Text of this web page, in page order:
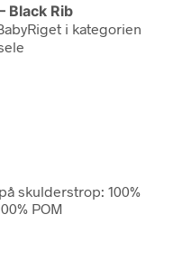
Black Rib
i kategorien
skulderstrop: 100%
POM